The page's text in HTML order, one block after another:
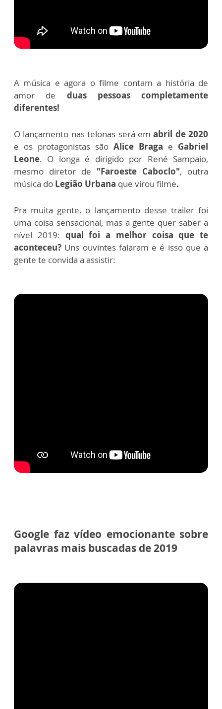
A música e agora o filme contam a história de
amor de duas pessoas completamente
diferentes!
O lançamento nas telonas será em abril de 2020
e os protagonistas são Alice Braga e Gabriel
Leone. O longa é dirigido por René Sampaio,
mesmo diretor de "Faroeste Caboclo", outra
música do Legião Urbana que virou filme.
Pra muita gente, o lançamento desse trailer foi
uma coisa sensacional, mas a gente quer saber a
nível 2019: qual foi a melhor coisa que te
aconteceu? Uns ouvintes falaram e é isso que a
gente te convida a assistir:
Google faz vídeo emocionante sobre
palavras mais buscadas de 2019